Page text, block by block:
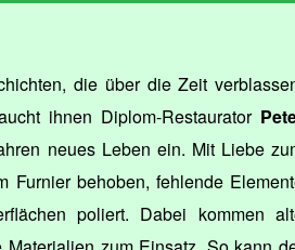
die über die Zeit
ihnen Diplom-Restaurator
neues Leben ein. Mit Liebe
Furnier behoben, fehlende
poliert. Dabei kommen